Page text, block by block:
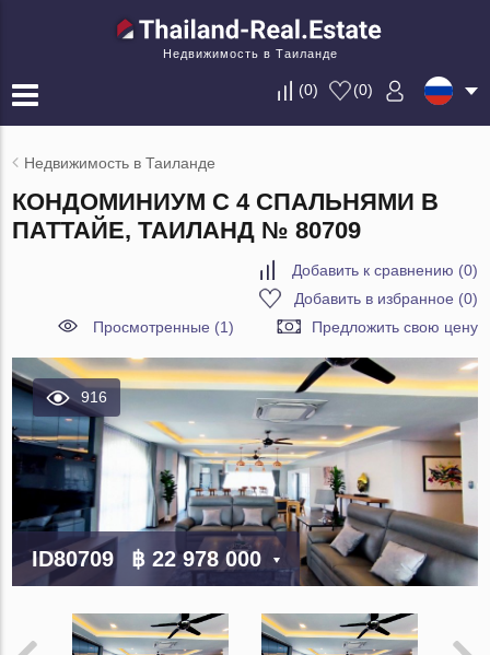
Недвижимость в Таиланде
(0) (0)
Недвижимость в Таиланде
КОНДОМИНИУМ С 4 СПАЛЬНЯМИ В
ПАТТАЙЕ, ТАИЛАНД № 80709
Добавить к сравнению (0)
Добавить в избранное (0)
Просмотренные (1)
Предложить свою цену
916
ID80709 ฿ 22 978 000